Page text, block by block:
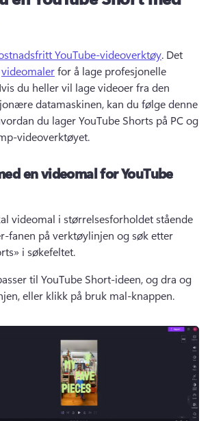
YouTube-videoverktøy. Det
videomaler for å lage profesjonelle
du heller vil lage videoer fra den
datamaskinen, kan du følge denne
du lager YouTube Shorts på PC og
videoverktøyet.
en videomal for YouTube
videomal i størrelsesforholdet stående
fanen på verktøylinjen og søk etter
i søkefeltet.
til YouTube Short-ideen, og dra og
eller klikk på bruk mal-knappen.